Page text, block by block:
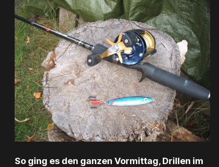
So ging es den ganzen Vormittag, Drillen im